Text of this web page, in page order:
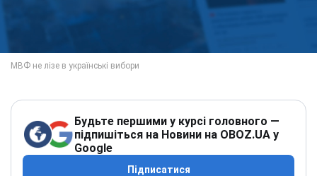
Будьте першими у курсі головного —
підпишіться на Новини на OBOZ.UA у
Google
Підписатися